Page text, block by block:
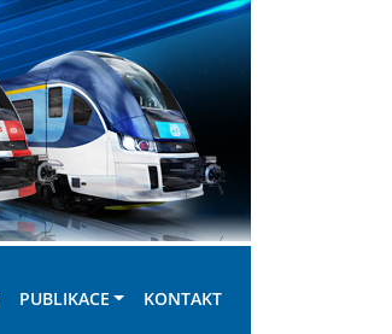
PUBLIKACE KONTAKT